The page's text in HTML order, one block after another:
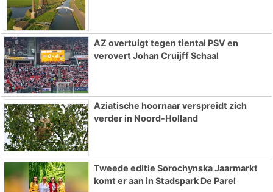
AZ overtuigt tegen tiental PSV en
verovert Johan Cruijff Schaal
Aziatische hoornaar verspreidt zich
verder in Noord-Holland
Tweede editie Sorochynska Jaarmarkt
komt er aan in Stadspark De Parel